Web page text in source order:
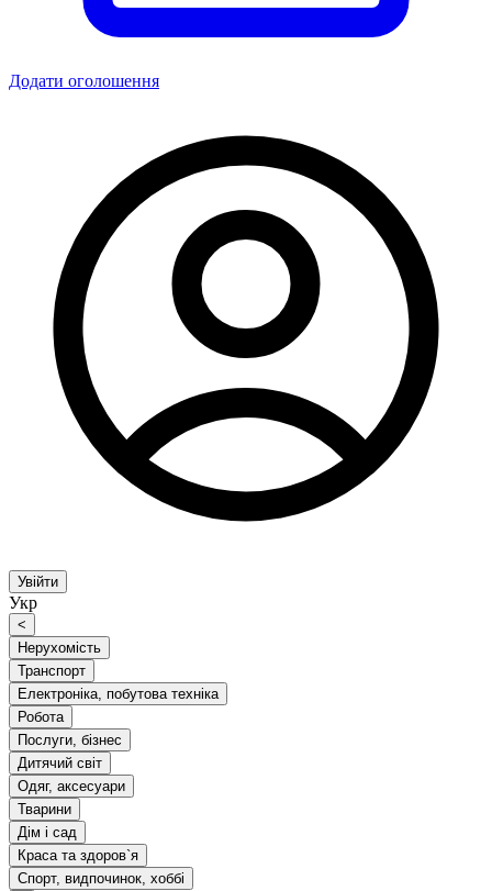
Додати оголошення
Увійти
Укр
<
Нерухомість
Транспорт
Електроніка, побутова техніка
Робота
Послуги, бізнес
Дитячий світ
Одяг, аксесуари
Тварини
Дім і сад
Краса та здоров`я
Спорт, видпочинок, хоббі